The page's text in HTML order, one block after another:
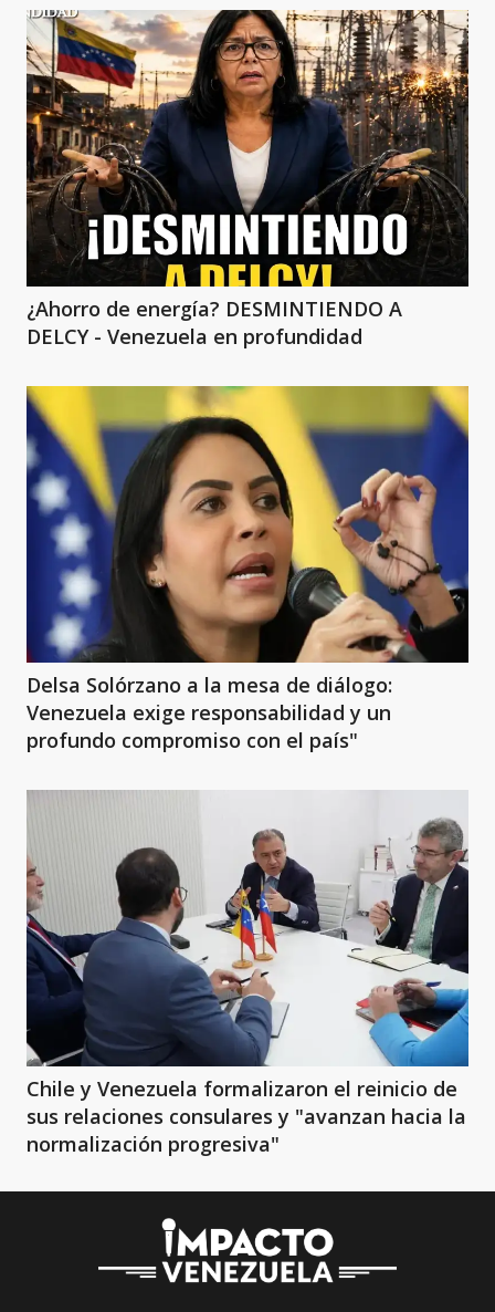
¿Ahorro de energía? DESMINTIENDO A
DELCY - Venezuela en profundidad
Delsa Solórzano a la mesa de diálogo:
Venezuela exige responsabilidad y un
profundo compromiso con el país"
Chile y Venezuela formalizaron el reinicio de
sus relaciones consulares y "avanzan hacia la
normalización progresiva"